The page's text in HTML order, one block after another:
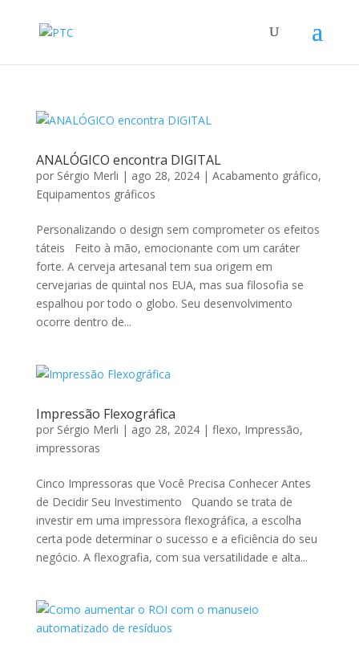
ANALÓGICO encontra DIGITAL
por Sérgio Merli | ago 28, 2024| Acabamento gráfico,
Equipamentos gráficos
Personalizando o design sem comprometer os efeitos
táteis Feito à mão, emocionante com um caráter
forte. A cerveja artesanal tem sua origem em
cervejarias de quintal nos EUA, mas sua filosofia se
espalhou por todo o globo. Seu desenvolvimento
ocorre dentro de...
Impressão Flexográfica
por Sérgio Merli | ago 28, 2024| flexo, Impressão,
impressoras
Cinco Impressoras que Você Precisa Conhecer Antes
de Decidir Seu Investimento Quando se trata de
investir em uma impressora flexográfica, a escolha
certa pode determinar o sucesso e a eficiência do seu
negócio. A flexografia, com sua versatilidade e alta...